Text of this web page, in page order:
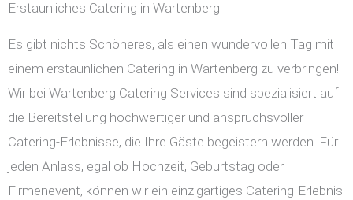
Erstaunliches Catering in Wartenberg
Es gibt nichts Schöneres, als einen wundervollen Tag mit
einem erstaunlichen Catering in Wartenberg zu verbringen!
Wir bei Wartenberg Catering Services sind spezialisiert auf
die Bereitstellung hochwertiger und anspruchsvoller
Catering-Erlebnisse, die Ihre Gäste begeistern werden. Für
jeden Anlass, egal ob Hochzeit, Geburtstag oder
Firmenevent, können wir ein einzigartiges Catering-Erlebnis